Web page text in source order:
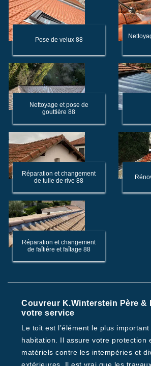
Pose de velux 88
Nettoyage et pose de
gouttière 88
Réparation et changement
de tuile de rive 88
Réparation et changement
de faîtière et faîtage 88
Couvreur K.Winterstein Père &
votre service
Le toit est l’élément le plus
habitation. Il assure votre protection
matériels contre les intempéries et